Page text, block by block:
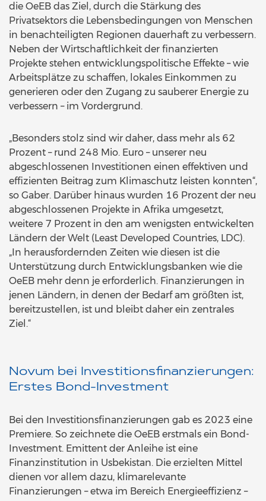
die OeEB das Ziel, durch die Stärkung des
Privatsektors die Lebensbedingungen von Menschen
in benachteiligten Regionen dauerhaft zu verbessern.
Neben der Wirtschaftlichkeit der finanzierten
Projekte stehen entwicklungspolitische Effekte – wie
Arbeitsplätze zu schaffen, lokales Einkommen zu
generieren oder den Zugang zu sauberer Energie zu
verbessern – im Vordergrund.
„Besonders stolz sind wir daher, dass mehr als 62
Prozent – rund 248 Mio. Euro – unserer neu
abgeschlossenen Investitionen einen effektiven und
effizienten Beitrag zum Klimaschutz leisten konnten“,
so Gaber. Darüber hinaus wurden 16 Prozent der neu
abgeschlossenen Projekte in Afrika umgesetzt,
weitere 7 Prozent in den am wenigsten entwickelten
Ländern der Welt (Least Developed Countries, LDC).
„In herausfordernden Zeiten wie diesen ist die
Unterstützung durch Entwicklungsbanken wie die
OeEB mehr denn je erforderlich. Finanzierungen in
jenen Ländern, in denen der Bedarf am größten ist,
bereitzustellen, ist und bleibt daher ein zentrales
Ziel.“
Novum bei Investitionsfinanzierungen:
Erstes Bond-Investment
Bei den Investitionsfinanzierungen gab es 2023 eine
Premiere. So zeichnete die OeEB erstmals ein Bond-
Investment. Emittent der Anleihe ist eine
Finanzinstitution in Usbekistan. Die erzielten Mittel
dienen vor allem dazu, klimarelevante
Finanzierungen – etwa im Bereich Energieeffizienz –